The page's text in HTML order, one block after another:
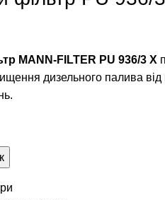
MANN-FILTER PU 936/3 X
дизельного палива від